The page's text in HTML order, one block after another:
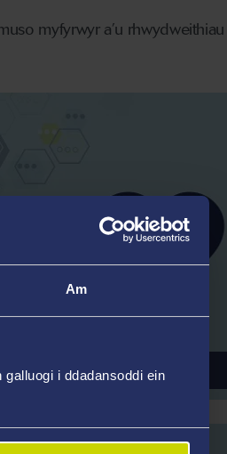
Am
i ddadansoddi ein
myfyrwyr a’u
GYA CHASINEB